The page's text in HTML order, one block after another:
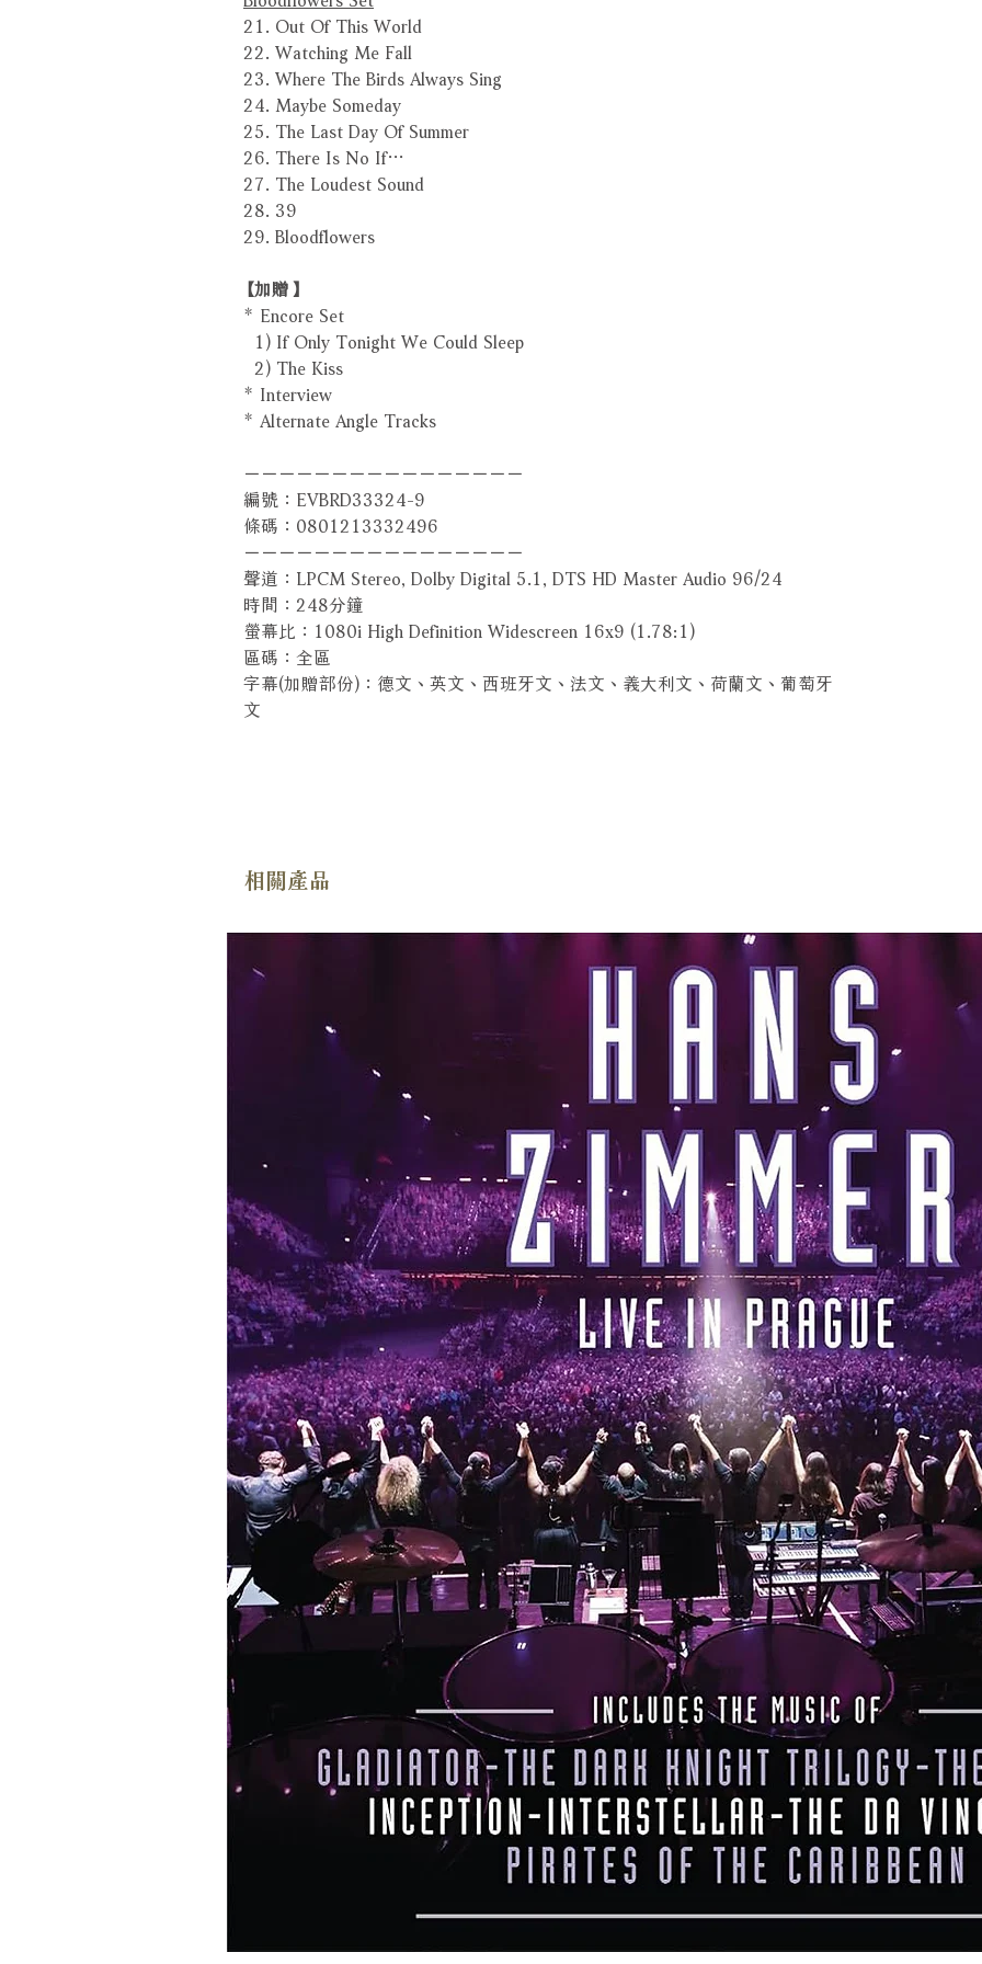
21. Out Of This World
22. Watching Me Fall
23. Where The Birds Always Sing
24. Maybe Someday
25. The Last Day Of Summer
26. There Is No If…
27. The Loudest Sound
28. 39
29. Bloodflowers
【加贈】
* Encore Set
1) If Only Tonight We Could Sleep
2) The Kiss
* Interview
* Alternate Angle Tracks
－－－－－－－－－－－－－－－－
編號：EVBRD33324-9
條碼：0801213332496
－－－－－－－－－－－－－－－－
聲道：LPCM Stereo, Dolby Digital 5.1, DTS HD Master Audio 96/24
時間：248分鐘
螢幕比：1080i High Definition Widescreen 16x9 (1.78:1)
區碼：全區
字幕(加贈部份)：德文、英文、西班牙文、法文、義大利文、荷蘭文、葡萄牙
文
相關產品